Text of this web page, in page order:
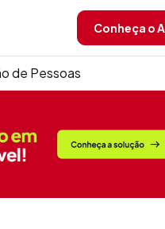
de Pessoas
Conheça o